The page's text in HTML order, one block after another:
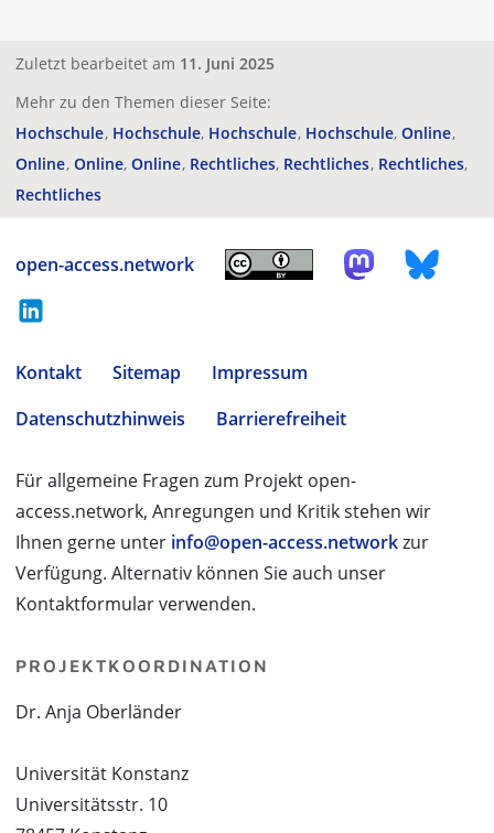
Zuletzt bearbeitet am 11. Juni 2025
Mehr zu den Themen dieser Seite:
Hochschule Hochschule Hochschule Hochschule Online
Online Online Online Rechtliches Rechtliches Rechtliches
Rechtliches
open-access.network
Kontakt Sitemap
Impressum
Datenschutzhinweis
Barrierefreiheit
Für allgemeine Fragen zum Projekt open-
access.network, Anregungen und Kritik stehen wir
Ihnen gerne unter info@open-access.networkzur
Verfügung. Alternativ können Sie auch unser
Kontaktformular verwenden.
PROJEKTKOORDINATION
Dr. Anja Oberländer
Universität Konstanz
Universitätsstr. 10